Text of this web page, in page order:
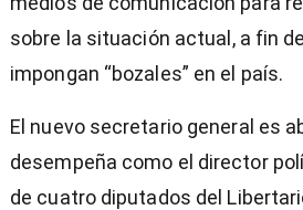
sobre la situación actual, a fin
impongan “bozales” en el país.
El nuevo secretario general es
desempeña como el director
de cuatro diputados del